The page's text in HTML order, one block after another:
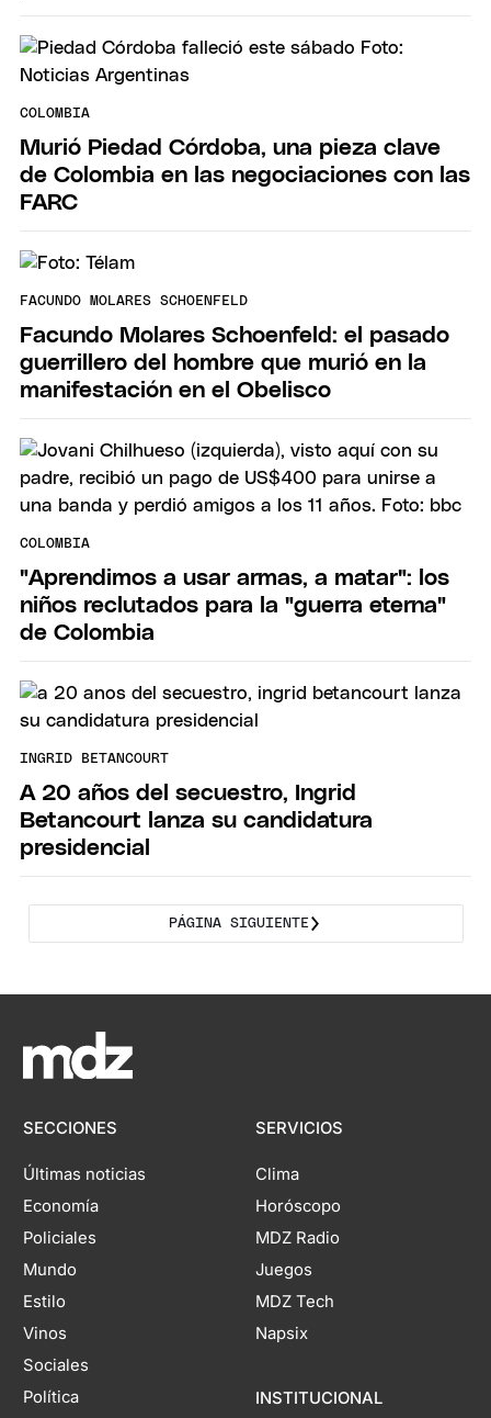
COLOMBIA
Murió Piedad Córdoba, una pieza clave
de Colombia en las negociaciones con las
FARC
FACUNDO MOLARES SCHOENFELD
Facundo Molares Schoenfeld: el pasado
guerrillero del hombre que murió en la
manifestación en el Obelisco
COLOMBIA
"Aprendimos a usar armas, a matar": los
niños reclutados para la "guerra eterna"
de Colombia
INGRID BETANCOURT
A 20 años del secuestro, Ingrid
Betancourt lanza su candidatura
presidencial
PÁGINA SIGUIENTE
SECCIONES
Últimas noticias
Economía
Policiales
Mundo
Estilo
Vinos
Sociales
Política
SERVICIOS
Clima
Horóscopo
MDZ Radio
Juegos
MDZ Tech
Napsix
INSTITUCIONAL